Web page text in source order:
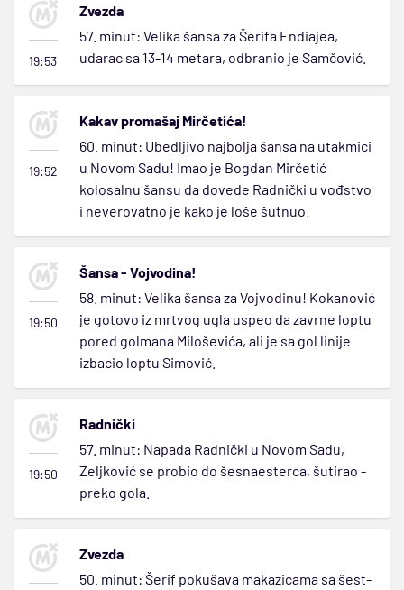
19:53
Zvezda
57. minut: Velika šansa za Šerifa Endiajea,
udarac sa 13-14 metara, odbranio je Samčović.
19:52
Kakav promašaj Mirčetića!
60. minut: Ubedljivo najbolja šansa na utakmici
u Novom Sadu! Imao je Bogdan Mirčetić
kolosalnu šansu da dovede Radnički u vođstvo
i neverovatno je kako je loše šutnuo.
19:50
Šansa - Vojvodina!
58. minut: Velika šansa za Vojvodinu! Kokanović
je gotovo iz mrtvog ugla uspeo da zavrne loptu
pored golmana Miloševića, ali je sa gol linije
izbacio loptu Simović.
19:50
Radnički
57. minut: Napada Radnički u Novom Sadu,
Zeljković se probio do šesnaesterca, šutirao -
preko gola.
Zvezda
50. minut: Šerif pokušava makazicama sa šest-